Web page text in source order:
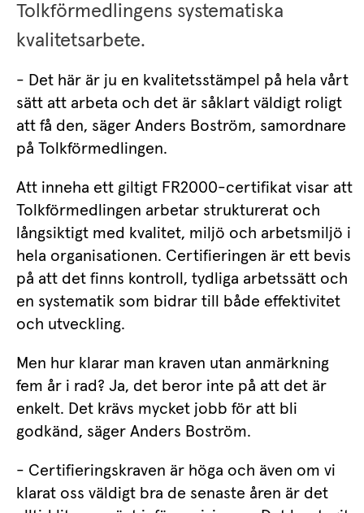
Tolkförmedlingens systematiska
kvalitetsarbete.
- Det här är ju en kvalitetsstämpel på hela vårt
sätt att arbeta och det är såklart väldigt roligt
att få den, säger Anders Boström, samordnare
på Tolkförmedlingen.
Att inneha ett giltigt FR2000-certifikat visar att
Tolkförmedlingen arbetar strukturerat och
långsiktigt med kvalitet, miljö och arbetsmiljö i
hela organisationen. Certifieringen är ett bevis
på att det finns kontroll, tydliga arbetssätt och
en systematik som bidrar till både effektivitet
och utveckling.
Men hur klarar man kraven utan anmärkning
fem år i rad? Ja, det beror inte på att det är
enkelt. Det krävs mycket jobb för att bli
godkänd, säger Anders Boström.
- Certifieringskraven är höga och även om vi
klarat oss väldigt bra de senaste åren är det